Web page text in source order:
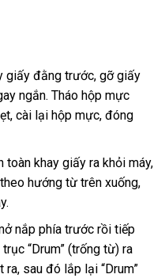
giấy đằng trước, gỡ giấy
ngắn. Tháo hộp mực
cài lại hộp mực, đóng
toàn khay giấy ra khỏi máy,
hướng từ trên xuống,
nắp phía trước rồi tiếp
“Drum” (trống từ) ra
sau đó lắp lại “Drum”